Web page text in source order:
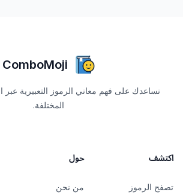
ComboMoji
نساعدك على فهم معاني الرموز التعبيرية عبر
المختلفة.
اكتشف
تصفح الرموز
حول
من نحن